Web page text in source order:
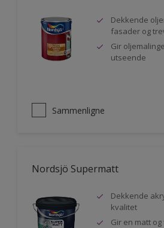
Dekkende
fasader og
Gir
utseende
Sammenligne
Nordsjö Supermatt
Dekkende
kvalitet
Gir en matt